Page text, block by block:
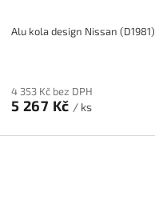
4 353 Kč bez DPH
5 267 Kč / ks